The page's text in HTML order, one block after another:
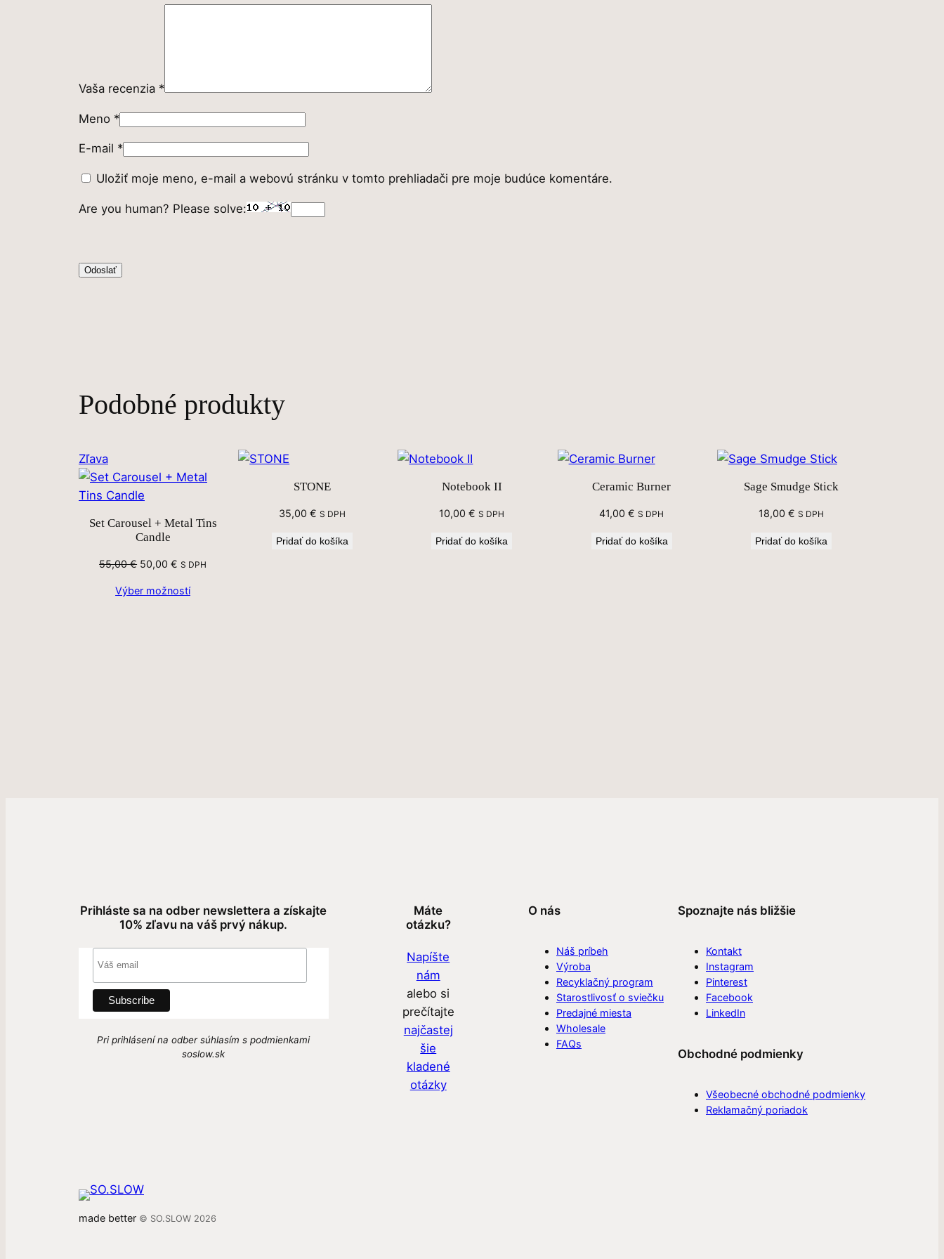
Vaša recenzia *
Meno *
E-mail *
Uložiť moje meno, e-mail a webovú stránku v tomto prehliadači pre moje budúce komentáre.
Are you human? Please solve:
Podobné produkty
ZľavaZľavnený
produkt
Set Carousel + Metal Tins
Candle
55,00€ Pôvodná
bola:
50,00€ Aktuálna
je:
S DPH
Výber možností
STONE
35,00€ S DPH
Pridať do košíka
Notebook II
10,00€ S DPH
Pridať do košíka
Ceramic Burner
41,00€ S DPH
Pridať do košíka
Sage Smudge Stick
18,00 € S DPH
Pridať do košíka
Prihláste sa na odber newslettera a získajte
10% zľavu na váš prvý nákup.
Pri prihlásení na odber súhlasím s podmienkami
soslow.sk
Máte
otázku?
Napíšte
nám
alebo si
prečítajte
najčastej
šie
kladené
otázky
O nás
Náš príbeh
Výroba
Recyklačný program
Starostlivosť o sviečku
Predajné miesta
Wholesale
FAQs
Spoznajte nás bližšie
Kontakt
Instagram
Pinterest
Facebook
LinkedIn
Obchodné podmienky
Všeobecné obchodné podmienky
Reklamačný poriadok
made better © SO.SLOW 2026